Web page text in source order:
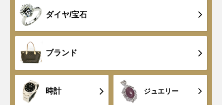
ダイヤ/宝石
ブランド
時計 ジュエリー